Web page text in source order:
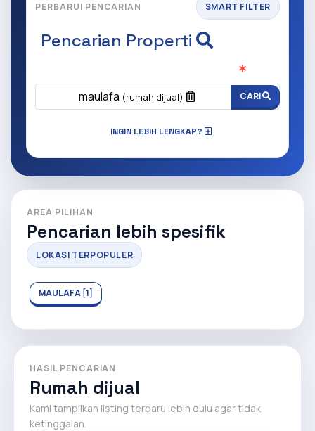
PERBARUI PENCARIAN SMART FILTER
Pencarian Properti
maulafa (rumah dijual) CARI
INGIN LEBIH LENGKAP?
AREA PILIHAN
Pencarian lebih spesifik
LOKASI TERPOPULER
MAULAFA [1]
HASIL PENCARIAN
Rumah dijual
Kami tampilkan listing terbaru lebih dulu agar tidak
ketinggalan.